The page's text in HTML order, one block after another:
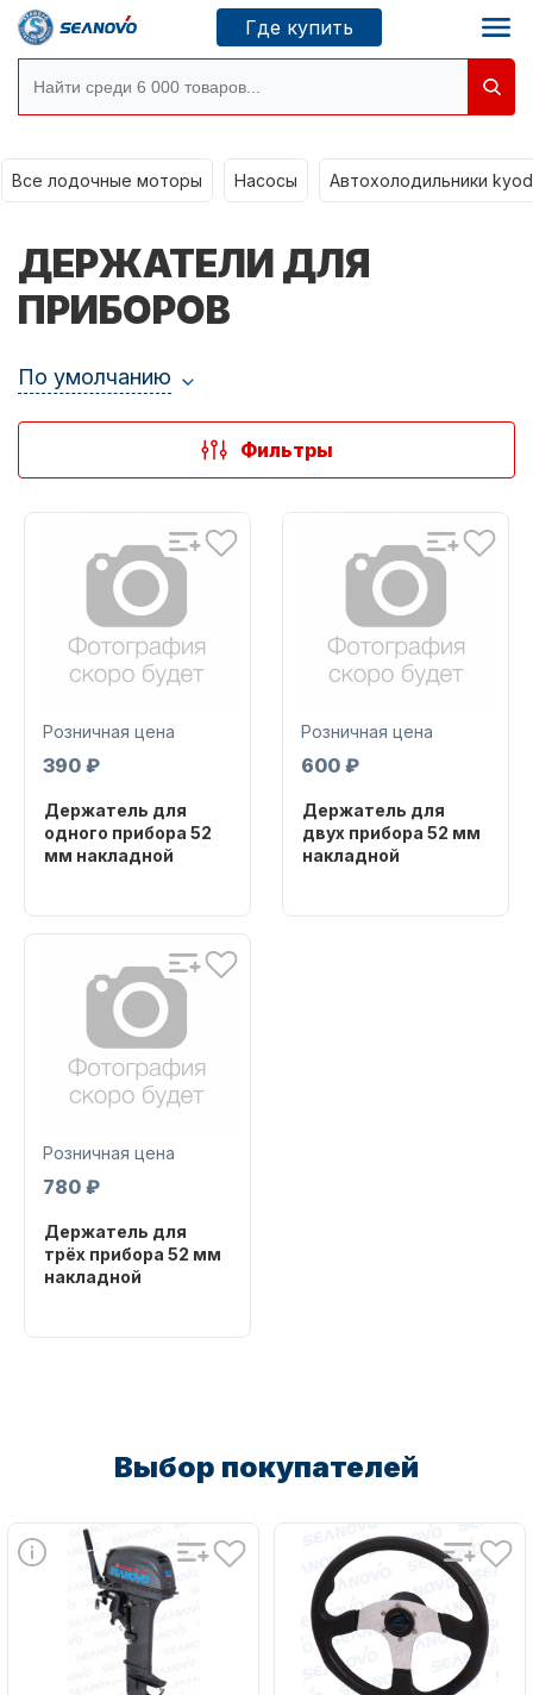
Где купить
Новосибирск
Где купить
Сервисные центры
Стать дилером
8 (383) 349-38-01
8 (800) 350-90-98
Написать нам
Моторы SEANOVO
Моторы CONDOR
Электромоторы CONDOR
Насосы
Якорно-швартовое
оборудование
Запчасти для ПЛМ
Масла для лодочных моторов
Все лодочные моторы Насосы Автохолодильники
ДЕРЖАТЕЛИ ДЛЯ
ПРИБОРОВ
По умолчанию
Фильтры
Розничная цена
390 ₽
Держатель для
одного прибора 52
мм накладной
Розничная цена
600 ₽
Держатель для
двух прибора 52 мм
накладной
Розничная цена
780 ₽
Держатель для
трёх прибора 52 мм
накладной
Выбор покупателей